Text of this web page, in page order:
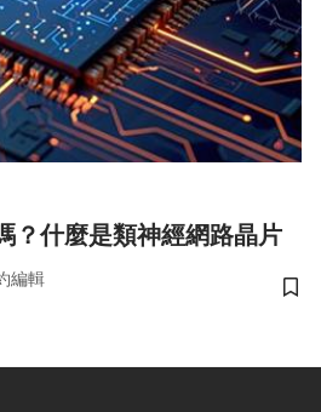
？什麼是類神經網路晶片
編輯
儲